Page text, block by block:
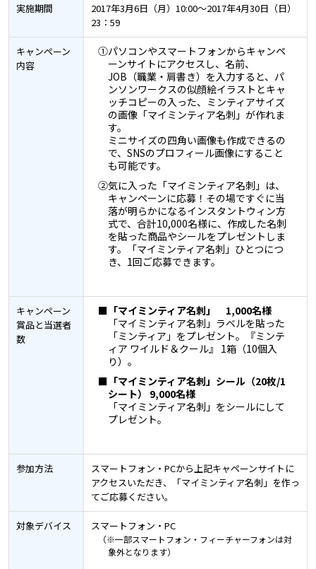
実施期間
2017年3月6日（月）10:00～2017年4月30日（日）
23：59
キャンペーン
内容
①パソコンやスマートフォンからキャンペ
ーンサイトにアクセスし、名前、
JOB（職業・肩書き）を入力すると、パ
ンソンワークスの似顔絵イラストとキャ
ッチコピーの入った、ミンティアサイズ
の画像「マイミンティア名刺」が作れま
す。
ミニサイズの四角い画像も作成できるの
で、SNSのプロフィール画像にすること
も可能です。
②気に入った「マイミンティア名刺」は、
キャンペーンに応募！その場ですぐに当
落が明らかになるインスタントウィン方
式で、合計10,000名様に、作成した名刺
を貼った商品やシールをプレゼントしま
す。「マイミンティア名刺」ひとつにつ
き、1回ご応募できます。
キャンペーン
賞品と当選者
数
■「マイミンティア名刺」 1,000名様
「マイミンティア名刺」ラベルを貼った
「ミンティア」をプレゼント。『ミンテ
ィア ワイルド＆クール』 1箱（10個入
り）。
■「マイミンティア名刺」シール（20枚/1
シート） 9,000名様
「マイミンティア名刺」をシールにして
プレゼント。
参加方法
スマートフォン・PCから上記キャペーンサイトに
アクセスいただき、「マイミンティア名刺」を作っ
てご応募ください。
対象デバイス スマートフォン・PC
（※一部スマートフォン・フィーチャーフォンは対
象外となります）